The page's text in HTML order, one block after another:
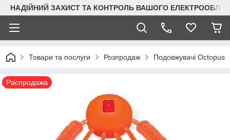
НАДІЙНИЙ ЗАХИСТ ТА КОНТРОЛЬ ВАШОГО
Товари та послуги Розпродаж Подовжувачі Octopus
Распродажа